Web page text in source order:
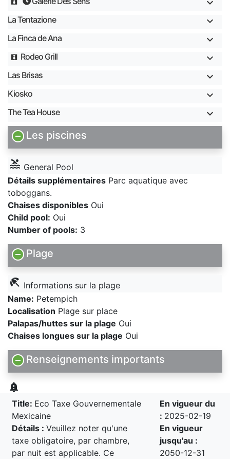
La Tentazione
La Finca de Ana
Rodeo Grill
Las Brisas
Kiosko
The Tea House
Les piscines
pool General Pool
Détails supplémentaires Parc aquatique avec
toboggans.
Chaises disponibles Oui
Child pool: Oui
Number of pools: 3
Plage
beach_access Informations sur la plage
Name: Petempich
Localisation Plage sur place
Palapas/huttes sur la plage Oui
Chaises longues sur la plage Oui
Renseignements importants
notification_important
Title: Eco Taxe Gouvernementale
Mexicaine
Détails : Veuillez noter qu'une
taxe obligatoire, par chambre,
par nuit est applicable. Ce
En vigueur du
: 2025-02-19
En vigueur
jusqu'au :
2050-12-31